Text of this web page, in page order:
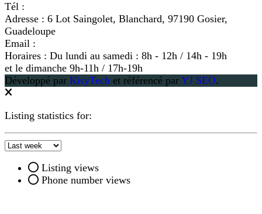
Tél :
Adresse : 6 Lot Saingolet, Blanchard, 97190 Gosier,
Guadeloupe
Email :
Horaires : Du lundi au samedi : 8h - 12h / 14h - 19h
et le dimanche 9h-11h / 17h-19h
Développé par KisyTech et référencé par YJ SEO.
Listing statistics for:
Listing views
Phone number views